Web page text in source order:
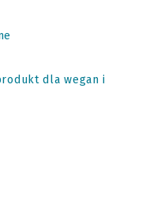
dla wegan i